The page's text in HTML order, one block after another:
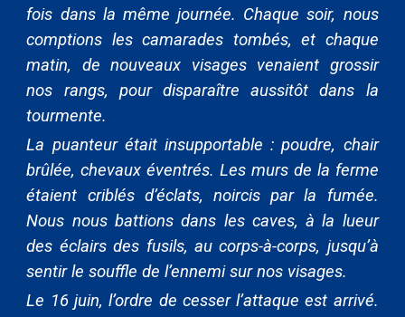
fois dans la même journée. Chaque soir, nous
comptions les camarades tombés, et chaque
matin, de nouveaux visages venaient grossir
nos rangs, pour disparaître aussitôt dans la
tourmente.
La puanteur était insupportable : poudre, chair
brûlée, chevaux éventrés. Les murs de la ferme
étaient criblés d’éclats, noircis par la fumée.
Nous nous battions dans les caves, à la lueur
des éclairs des fusils, au corps-à-corps, jusqu’à
sentir le souffle de l’ennemi sur nos visages.
Le 16 juin, l’ordre de cesser l’attaque est arrivé.